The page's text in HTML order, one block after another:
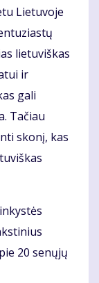
Lietuvoje
lietuviškas
ir
gali
Tačiau
skonį, kas
20 senųjų